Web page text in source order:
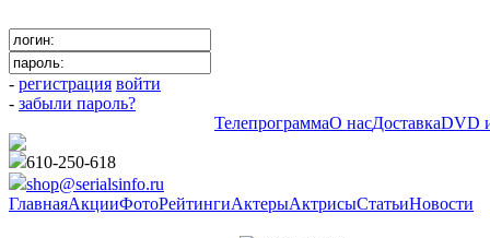
- регистрация войти
- забыли пароль?
ТелепрограммаО насДоставкаDVD
610-250-618
shop@serialsinfo.ru
ГлавнаяАкцииФотоРейтингиАктерыАктрисыСтатьиНовости